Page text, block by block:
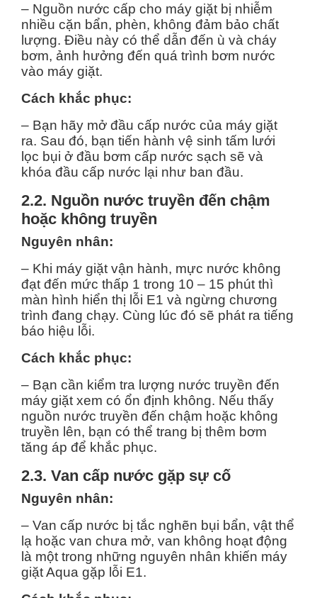
– Nguồn nước cấp cho máy giặt bị nhiễm
nhiều cặn bẩn, phèn, không đảm bảo chất
lượng. Điều này có thể dẫn đến ù và cháy
bơm, ảnh hưởng đến quá trình bơm nước
vào máy giặt.
Cách khắc phục:
– Bạn hãy mở đầu cấp nước của máy giặt
ra. Sau đó, bạn tiến hành vệ sinh tấm lưới
lọc bụi ở đầu bơm cấp nước sạch sẽ và
khóa đầu cấp nước lại như ban đầu.
2.2. Nguồn nước truyền đến chậm
hoặc không truyền
Nguyên nhân:
– Khi máy giặt vận hành, mực nước không
đạt đến mức thấp 1 trong 10 – 15 phút thì
màn hình hiển thị lỗi E1 và ngừng chương
trình đang chạy. Cùng lúc đó sẽ phát ra tiếng
báo hiệu lỗi.
Cách khắc phục:
– Bạn cần kiểm tra lượng nước truyền đến
máy giặt xem có ổn định không. Nếu thấy
nguồn nước truyền đến chậm hoặc không
truyền lên, bạn có thể trang bị thêm bơm
tăng áp để khắc phục.
2.3. Van cấp nước gặp sự cố
Nguyên nhân:
– Van cấp nước bị tắc nghẽn bụi bẩn, vật thể
lạ hoặc van chưa mở, van không hoạt động
là một trong những nguyên nhân khiến máy
giặt Aqua gặp lỗi E1.